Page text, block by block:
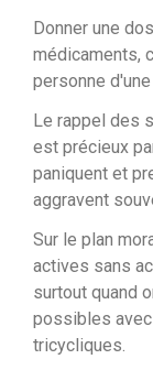
Donner une
médicaments,
personne
Le rappel des
est précieux
paniquent et
aggravent
Sur le plan
actives sans
surtout quand
possibles
tricycliques.